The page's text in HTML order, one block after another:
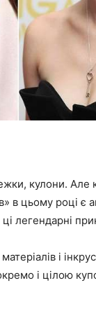
кулони.
в цьому році є
легендарні
і
і цілою